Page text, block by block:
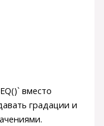
вместо
градации и